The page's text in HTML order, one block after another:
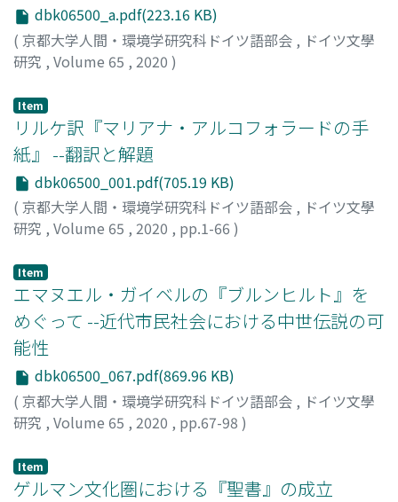
dbk06500_a.pdf(223.16 KB)
( 京都大学人間・環境学研究科ドイツ語部会 , ドイツ文學
研究 , Volume 65 , 2020 )
Item
リルケ訳『マリアナ・アルコフォラードの手
紙』 --翻訳と解題
dbk06500_001.pdf(705.19 KB)
( 京都大学人間・環境学研究科ドイツ語部会 , ドイツ文學
研究 , Volume 65 , 2020 , pp.1-66 )
シラサカ, アヤノ
Item
エマヌエル・ガイベルの『ブルンヒルト』を
めぐって --近代市民社会における中世伝説の可
能性
dbk06500_067.pdf(869.96 KB)
( 京都大学人間・環境学研究科ドイツ語部会 , ドイツ文學
研究 , Volume 65 , 2020 , pp.67-98 )
Item
ゲルマン文化圏における『聖書』の成立